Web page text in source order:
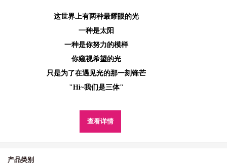
这世界上有两种最耀眼的光
一种是太阳
一种是你努力的模样
你窥视希望的光
只是为了在遇见光的那一刻锋芒
"Hi~我们是三体"
查看详情
产品类别